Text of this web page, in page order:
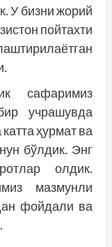
У бизни жорий
пойтахти
сафаримиз
учрашувда
ҳурмат ва
бўлдик. Энг
олдик.
мазмунли
фойдали ва